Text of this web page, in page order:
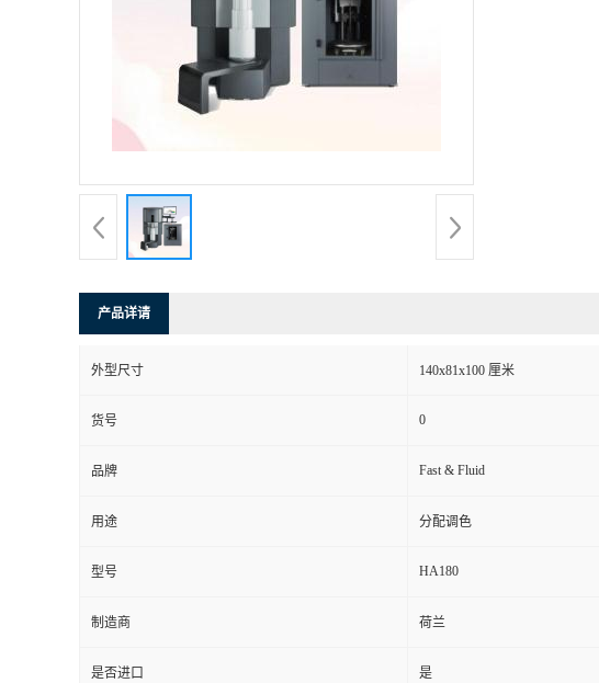
产品详请
外型尺寸 140x81x100 厘米
货号 0
品牌 Fast & Fluid
用途 分配调色
型号 HA180
制造商 荷兰
是否进口 是